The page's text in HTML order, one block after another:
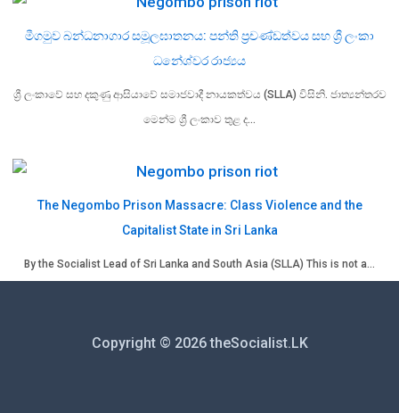
මීගමුව බන්ධනාගාර සමූලඝාතනය: පන්ති ප්‍රචණ්ඩත්වය සහ ශ්‍රී ලංකා
ධනේශ්වර රාජ්‍යය
ශ්‍රී ලංකාවේ සහ දකුණු ආසියාවේ සමාජවාදී නායකත්වය (SLLA) විසිනි. ජාත්‍යන්තරව
මෙන්ම ශ්‍රී ලංකාව තුළ ද…
The Negombo Prison Massacre: Class Violence and the
Capitalist State in Sri Lanka
By the Socialist Lead of Sri Lanka and South Asia (SLLA) This is not a…
Copyright © 2026 theSocialist.LK